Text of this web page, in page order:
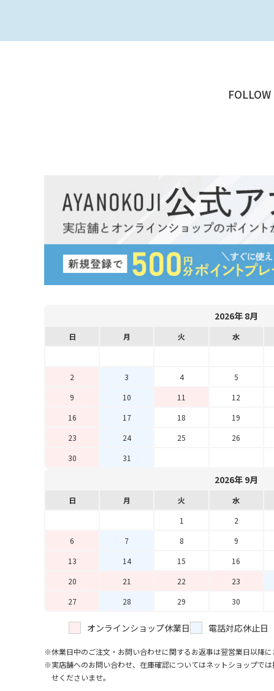
FOLLOW
2026年 8月
日 月 火 水
2
3 4 5
9
10 11 12
16
17 18 19
23
24 25 26
30
31
2026年 9月
日 月 火 水
1
2
6
7 8 9
13
14 15 16
20
21 22 23
27
28 29 30
オンラインショップ休業日 電話対応休止日
休業日中のご注文・お問い合わせに関するお返事は翌営業日以降に
実店舗へのお問い合わせ、在庫確認についてはネットショップで
せくださいませ。